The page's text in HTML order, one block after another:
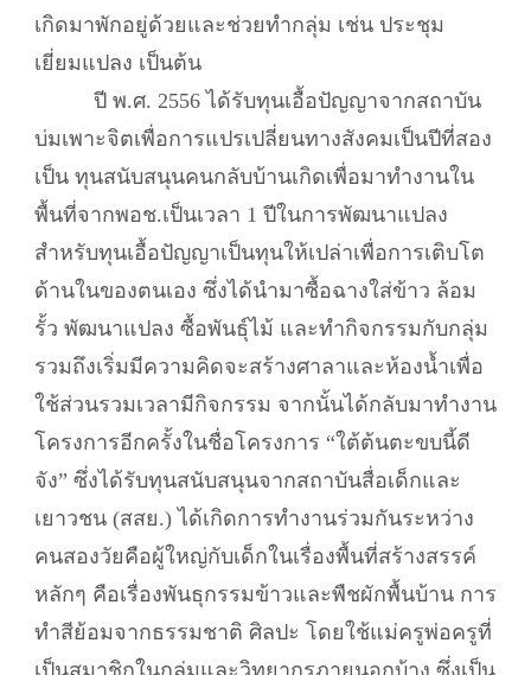
เกิดมาพักอยู่ด้วยและช่วยทำกลุ่ม เช่น ประชุม
เยี่ยมแปลง เป็นต้น
ปี พ.ศ. 2556 ได้รับทุนเอื้อปัญญาจากสถาบัน
บ่มเพาะจิตเพื่อการแปรเปลี่ยนทางสังคมเป็นปีที่สอง
เป็น ทุนสนับสนุนคนกลับบ้านเกิดเพื่อมาทำงานใน
พื้นที่จากพอช.เป็นเวลา 1 ปีในการพัฒนาแปลง
สำหรับทุนเอื้อปัญญาเป็นทุนให้เปล่าเพื่อการเติบโต
ด้านในของตนเอง ซึ่งได้นำมาซื้อฉางใส่ข้าว ล้อม
รั้ว พัฒนาแปลง ซื้อพันธุ์ไม้ และทำกิจกรรมกับกลุ่ม
รวมถึงเริ่มมีความคิดจะสร้างศาลาและห้องน้ำเพื่อ
ใช้ส่วนรวมเวลามีกิจกรรม จากนั้นได้กลับมาทำงาน
โครงการอีกครั้งในชื่อโครงการ “ใต้ต้นตะขบนี้ดี
จัง” ซึ่งได้รับทุนสนับสนุนจากสถาบันสื่อเด็กและ
เยาวชน (สสย.) ได้เกิดการทำงานร่วมกันระหว่าง
คนสองวัยคือผู้ใหญ่กับเด็กในเรื่องพื้นที่สร้างสรรค์
หลักๆ คือเรื่องพันธุกรรมข้าวและพืชผักพื้นบ้าน การ
ทำสีย้อมจากธรรมชาติ ศิลปะ โดยใช้แม่ครูพ่อครูที่
เป็นสมาชิกในกลุ่มและวิทยากรภายนอกบ้าง ซึ่งเป็น